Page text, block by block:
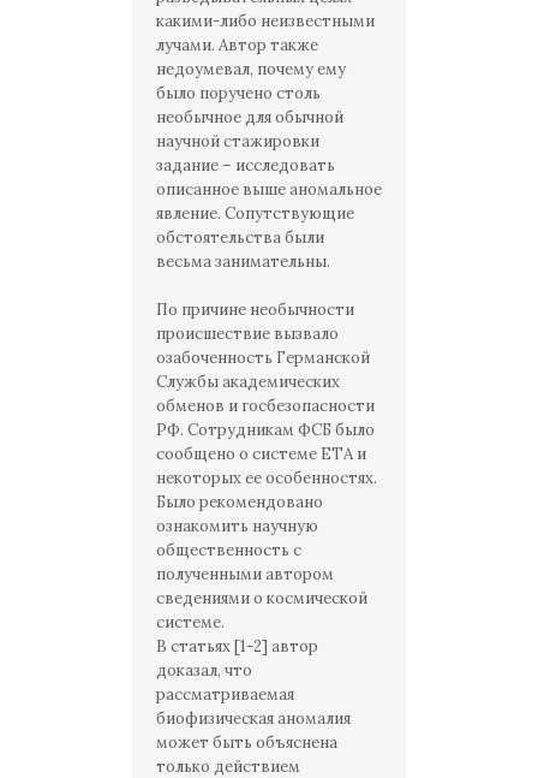
какими-либо неизвестными
лучами. Автор также
недоумевал, почему ему
было поручено столь
необычное для обычной
научной стажировки
задание – исследовать
описанное выше аномальное
явление. Сопутствующие
обстоятельства были
весьма занимательны.
По причине необычности
происшествие вызвало
озабоченность Германской
Службы академических
обменов и госбезопасности
РФ. Сотрудникам ФСБ было
сообщено о системе ETA и
некоторых ее особенностях.
Было рекомендовано
ознакомить научную
общественность с
полученными автором
сведениями о космической
системе.
В статьях [1-2] автор
доказал, что
рассматриваемая
биофизическая аномалия
может быть объяснена
только действием